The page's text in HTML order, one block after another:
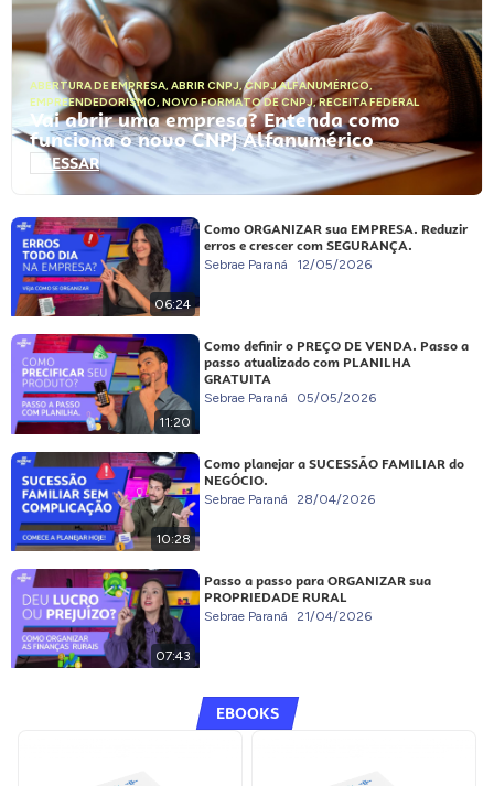
ABERTURA DE EMPRESA, ABRIR CNPJ,CNPJ ALFANUMÉRICO,
EMPREENDEDORISMO, NOVO FORMATO DE CNPJ,RECEITA FEDERAL
Vai abrir uma empresa? Entenda como
funciona o novo CNPJ Alfanumérico
ACESSAR
06:24
Como ORGANIZAR sua EMPRESA. Reduzir
erros e crescer com SEGURANÇA.
Sebrae Paraná 12/05/2026
11:20
Como definir o PREÇO DE VENDA. Passo a
passo atualizado com PLANILHA
GRATUITA
Sebrae Paraná 05/05/2026
10:28
Como planejar a SUCESSÃO FAMILIAR do
NEGÓCIO.
Sebrae Paraná 28/04/2026
07:43
Passo a passo para ORGANIZAR sua
PROPRIEDADE RURAL
Sebrae Paraná 21/04/2026
EBOOKS